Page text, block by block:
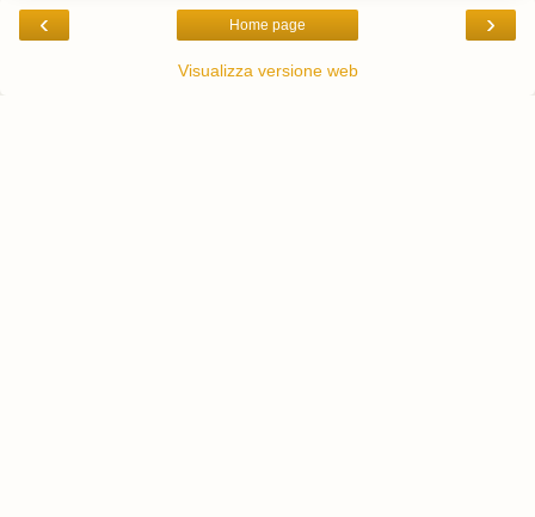
‹ ›
Home page
Visualizza versione web